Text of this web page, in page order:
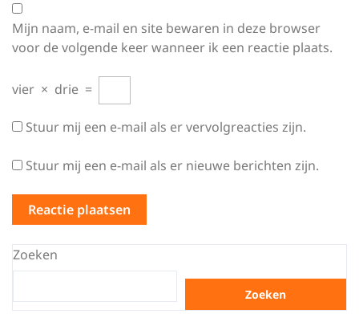
Mijn naam, e-mail en site bewaren in deze browser
voor de volgende keer wanneer ik een reactie plaats.
vier × drie =
Stuur mij een e-mail als er vervolgreacties zijn.
Stuur mij een e-mail als er nieuwe berichten zijn.
Zoeken
Zoeken